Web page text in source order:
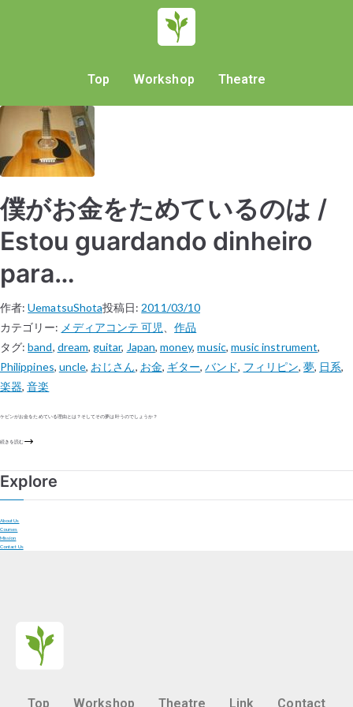
Top Workshop Theatre
僕がお金をためているのは /
Estou guardando dinheiro
para…
作者:UematsuShota投稿日: 2011/03/10
カテゴリー: メディアコンテ 可児 、作品
タグ:band, dream,guitar, Japan, money,music, music instrument,
Philippines, uncle, おじさん, お金, ギター,バンド, フィリピン, 夢, 日系,
楽器,音楽
ケビンがお金をためている理由とは？そしてその夢は叶うのでしょうか？
続きを読む
Explore
About Us
Courses
Mission
Contact Us
Top Workshop Theatre Link Contact